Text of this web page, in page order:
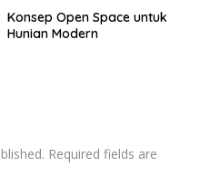
Konsep Open Space untuk
Hunian Modern
Required fields are